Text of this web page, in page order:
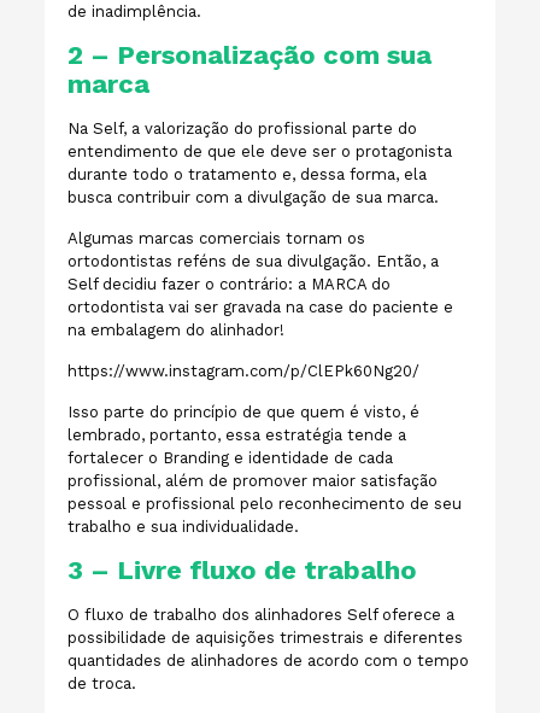
de inadimplência.
2 – Personalização com sua
marca
Na Self, a valorização do profissional parte do
entendimento de que ele deve ser o protagonista
durante todo o tratamento e, dessa forma, ela
busca contribuir com a divulgação de sua marca.
Algumas marcas comerciais tornam os
ortodontistas reféns de sua divulgação. Então, a
Self decidiu fazer o contrário: a MARCA do
ortodontista vai ser gravada na case do paciente e
na embalagem do alinhador!
https://www.instagram.com/p/ClEPk60Ng20/
Isso parte do princípio de que quem é visto, é
lembrado, portanto, essa estratégia tende a
fortalecer o Branding e identidade de cada
profissional, além de promover maior satisfação
pessoal e profissional pelo reconhecimento de seu
trabalho e sua individualidade.
3 – Livre fluxo de trabalho
O fluxo de trabalho dos alinhadores Self oferece a
possibilidade de aquisições trimestrais e diferentes
quantidades de alinhadores de acordo com o tempo
de troca.